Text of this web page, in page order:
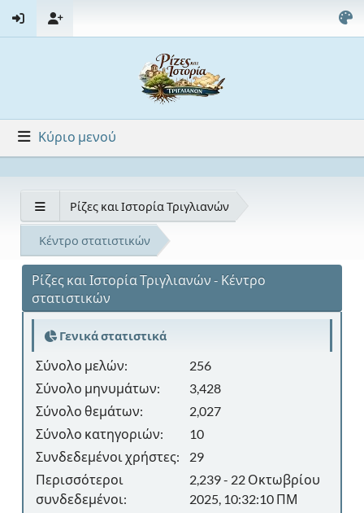
Κύριο μενού
Ρίζες και Ιστορία Τριγλιανών
Κέντρο στατιστικών
Ρίζες και Ιστορία Τριγλιανών - Κέντρο
στατιστικών
Γενικά στατιστικά
Σύνολο μελών:
256
Σύνολο μηνυμάτων:
3,428
Σύνολο θεμάτων:
2,027
Σύνολο κατηγοριών:
10
Συνδεδεμένοι χρήστες:
29
Περισσότεροι
συνδεδεμένοι:
2,239 - 22 Οκτωβρίου
2025, 10:32:10 ΠΜ